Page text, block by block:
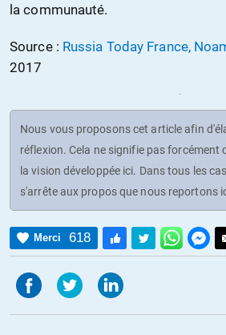
la communauté.
Source : Russia Today France,
2017
Nous vous proposons cet article afin
réflexion. Cela ne signifie pas forcément
la vision développée ici. Dans tous les
s'arrête aux propos que nous reportons
Merci 618